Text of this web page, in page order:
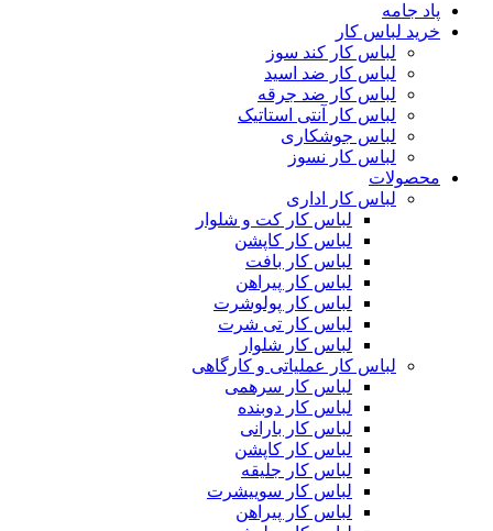
پاد جامه
خرید لباس کار
لباس کار کند سوز
لباس کار ضد اسید
لباس کار ضد جرقه
لباس کار آنتی استاتیک
لباس جوشکاری
لباس کار نسوز
محصولات
لباس کار اداری
لباس کار کت و شلوار
لباس کار کاپشن
لباس کار بافت
لباس کار پیراهن
لباس کار پولوشرت
لباس کار تی شرت
لباس کار شلوار
لباس کار عملیاتی و کارگاهی
لباس کار سرهمی
لباس کار دوبنده
لباس کار بارانی
لباس کار کاپشن
لباس کار جلیقه
لباس کار سوییشرت
لباس کار پیراهن